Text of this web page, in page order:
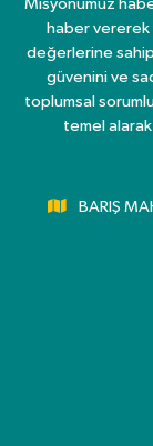
Misyonumuz
haber vererek
değerlerine sahip
güvenini ve
toplumsal
temel
BARIŞ